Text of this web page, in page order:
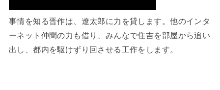
事情を知る晋作は、遼太郎に力を貸します。他のインタ
ーネット仲間の力も借り、みんなで住吉を部屋から追い
出し、都内を駆けずり回させる工作をします。